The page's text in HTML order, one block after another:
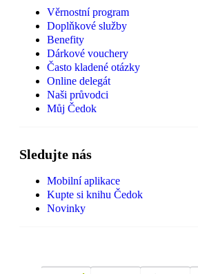
Věrnostní program
Doplňkové služby
Benefity
Dárkové vouchery
Často kladené otázky
Online delegát
Naši průvodci
Můj Čedok
Sledujte nás
Mobilní aplikace
Kupte si knihu Čedok
Novinky